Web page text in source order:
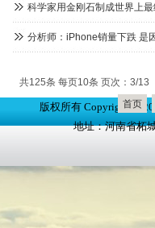
科学家用金刚石制成世界上
分析师：iPhone销量下跌 是
共125条 每页10条 页次：3/13
首页
版权所有
地址：河南省柘